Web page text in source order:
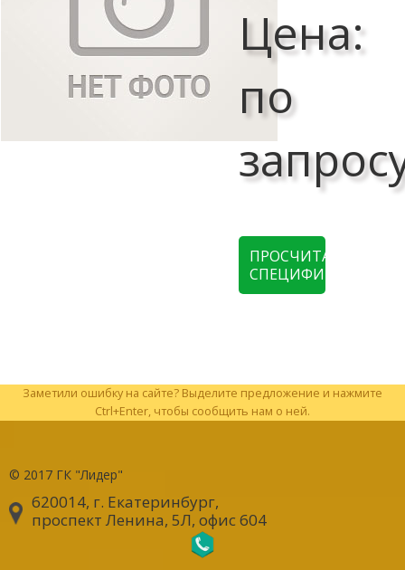
Цена:
по
ПРОСЧИТАТЬ
СПЕЦИФИКАЦИЮ
Заметили ошибку на сайте? Выделите предложение и нажмите
Ctrl+Enter, чтобы сообщить нам о ней.
© 2017 ГК "Лидер"
620014, г. Екатеринбург,
проспект Ленина, 5Л, офис 604